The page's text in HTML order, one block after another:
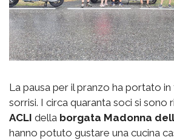
La pausa per il pranzo ha portato
sorrisi. I circa quaranta soci si sono
ACLI della borgata Madonna
hanno potuto gustare una cucina